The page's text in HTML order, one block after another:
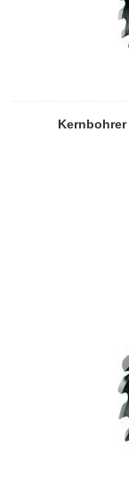
Kernbohrer